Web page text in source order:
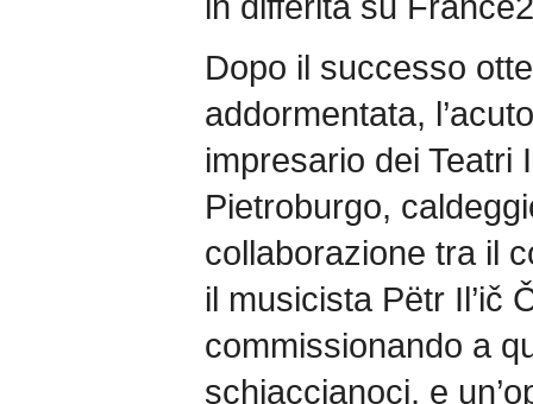
Dopo il successo
addormentata,
impresario dei Teatri
Pietroburgo,
collaborazione tra il
il musicista Pëtr Il’ič
commissionando a
schiaccianoci, e